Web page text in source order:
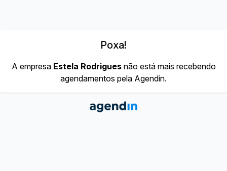
Poxa!
A empresa Estela Rodriguesnão está mais recebendo
agendamentos pela Agendin.